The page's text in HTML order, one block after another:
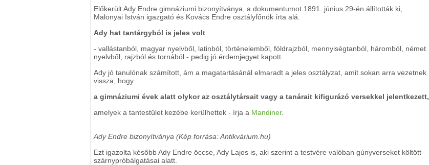
Előkerült Ady Endre gimnáziumi bizonyítványa, a dokumentumot 1891. június 29-én állították ki,
Malonyai István igazgató és Kovács Endre osztályfőnök írta alá.
Ady hat tantárgyból is jeles volt
- vallástanból, magyar nyelvből, latinból, történelemből, földrajzból, mennyiségtanból, háromból, német
nyelvből, rajzból és tornából - pedig jó érdemjegyet kapott.
Ady jó tanulónak számított, ám a magatartásánál elmaradt a jeles osztályzat, amit sokan arra vezetnek
vissza, hogy
a gimnáziumi évek alatt olykor az osztálytársait vagy a tanárait kifigurázó versekkel jelentkezett,
amelyek a tantestület kezébe kerülhettek - írja a Mandiner.
Ady Endre bizonyítványa (Kép forrása: Antikvárium.hu)
Ezt igazolta később Ady Endre öccse, Ady Lajos is, aki szerint a testvére valóban gúnyverseket költött
szárnypróbálgatásai alatt.